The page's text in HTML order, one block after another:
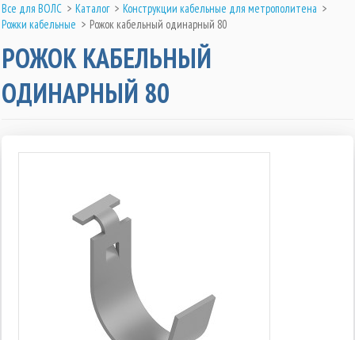
Все для ВОЛС > Каталог > Конструкции кабельные для метрополитена >
Рожки кабельные > Рожок кабельный одинарный 80
РОЖОК КАБЕЛЬНЫЙ
ОДИНАРНЫЙ 80